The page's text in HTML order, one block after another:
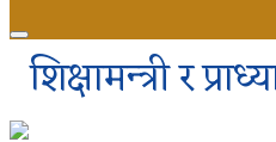
शिक्षामन्त्री र